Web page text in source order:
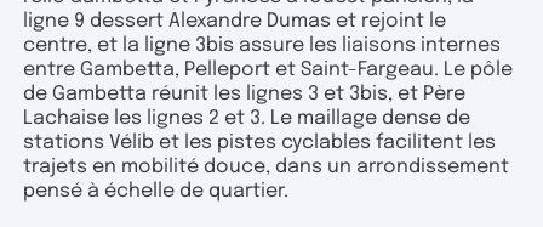
ligne 9 dessert Alexandre Dumas et rejoint le
centre, et la ligne 3bis assure les liaisons internes
entre Gambetta, Pelleport et Saint-Fargeau. Le pôle
de Gambetta réunit les lignes 3 et 3bis, et Père
Lachaise les lignes 2 et 3. Le maillage dense de
stations Vélib et les pistes cyclables facilitent les
trajets en mobilité douce, dans un arrondissement
pensé à échelle de quartier.